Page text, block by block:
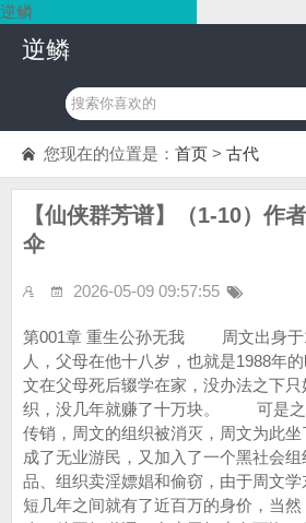
逆鳞
逆鳞
您现在的位置是： 首页 > 古代
【仙侠群芳谱】（1-10）作
伞
2026-05-09 09:57:55
第001章 重生公孙无我 周文出身于
人，父母在他十八岁，也就是1988年
文在父母死后辍学在家，没办法之下
织，没几年就赚了十万块。 可是之
传销，周文的组织被消灭，周文为此
成了无业游民，又加入了一个黑社会
品、组织卖淫嫖娼和偷窃，由于周文
短几年之间就有了近百万的身价，当